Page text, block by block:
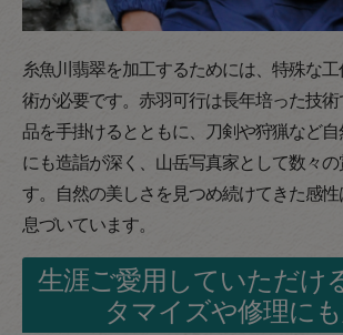
糸魚川翡翠を加工するためには、特殊な
術が必要です。赤羽可行は長年培った技
品を手掛けるとともに、刀剣や狩猟など
にも造詣が深く、山岳写真家として数々
す。自然の美しさを見つめ続けてきた感
息づいています。
生涯ご愛用していただけ
タマイズや修理に